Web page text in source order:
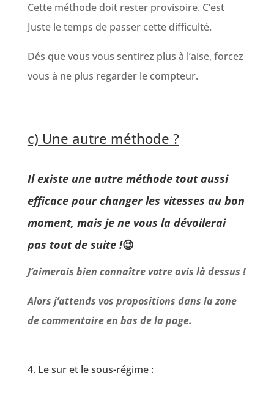
Cette méthode doit rester provisoire. C’est
Juste le temps de passer cette difficulté.
Dés que vous vous sentirez plus à l’aise, forcez
vous à ne plus regarder le compteur.
c) Une autre méthode ?
Il existe une autre méthode tout aussi
efficace pour changer les vitesses au bon
moment, mais je ne vous la dévoilerai
pas tout de suite !😉
J’aimerais bien connaître votre avis là dessus !
Alors j’attends vos propositions dans la zone
de commentaire en bas de la page.
4. Le sur et le sous-régime :